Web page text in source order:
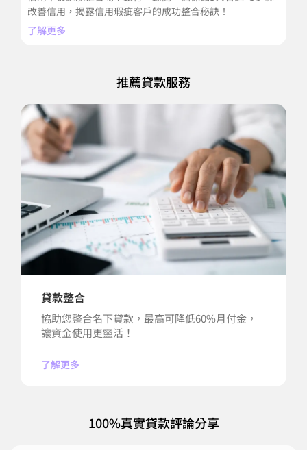
改善信用，揭露信用瑕疵客戶的成功整合秘訣！
了解更多
推薦貸款服務
貸款整合
協助您整合名下貸款，最高可降低60%月付金，
讓資金使用更靈活！
了解更多
100%真實貸款評論分享